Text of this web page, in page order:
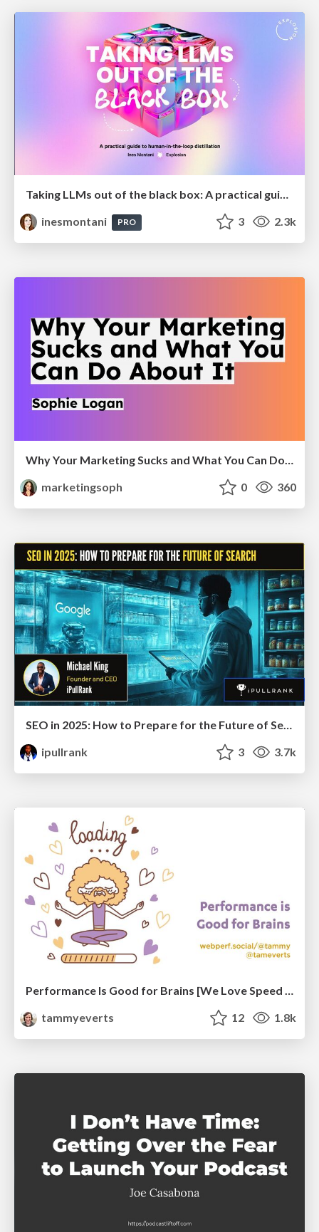
Taking LLMs out of the black box: A practical guide to human-in-the-loop distillation
inesmontani
PRO 3 2.3k
Why Your Marketing Sucks and What You Can Do About It - Sophie Logan
marketingsoph
0 360
SEO in 2025: How to Prepare for the Future of Search
ipullrank
3 3.7k
tammyeverts
12 1.8k